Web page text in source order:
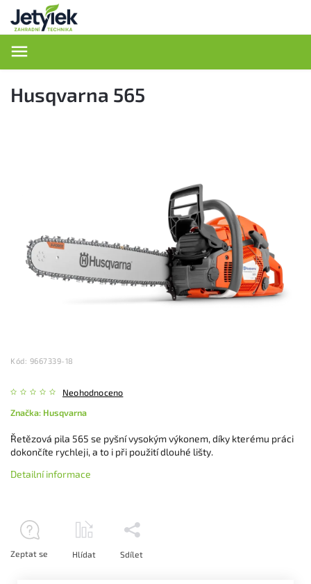
Husqvarna 565
Kód: 9667339-18
Neohodnoceno
Značka: Husqvarna
Řetězová pila 565 se pyšní vysokým výkonem, díky kterému práci
dokončíte rychleji, a to i při použití dlouhé lišty.
Detailní informace
Zeptat se Hlídat Sdílet